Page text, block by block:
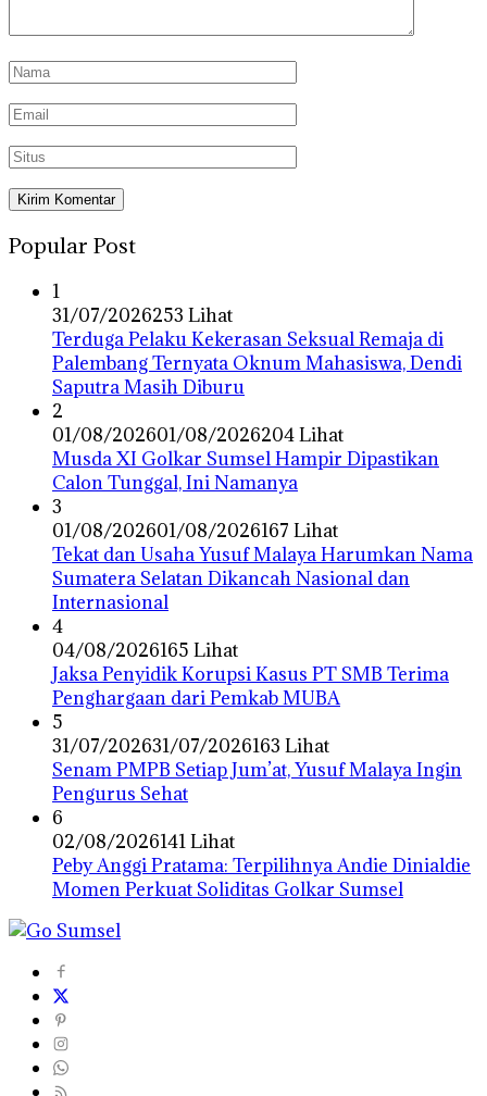
Popular Post
1
31/07/2026253 Lihat
Terduga Pelaku Kekerasan Seksual Remaja di
Palembang Ternyata Oknum Mahasiswa, Dendi
Saputra Masih Diburu
2
01/08/202601/08/2026204 Lihat
Musda XI Golkar Sumsel Hampir Dipastikan
Calon Tunggal, Ini Namanya
3
01/08/202601/08/2026167 Lihat
Tekat dan Usaha Yusuf Malaya Harumkan Nama
Sumatera Selatan Dikancah Nasional dan
Internasional
4
04/08/2026165 Lihat
Jaksa Penyidik Korupsi Kasus PT SMB Terima
Penghargaan dari Pemkab MUBA
5
31/07/202631/07/2026163 Lihat
Senam PMPB Setiap Jum’at, Yusuf Malaya Ingin
Pengurus Sehat
6
02/08/2026141 Lihat
Peby Anggi Pratama: Terpilihnya Andie Dinialdie
Momen Perkuat Soliditas Golkar Sumsel